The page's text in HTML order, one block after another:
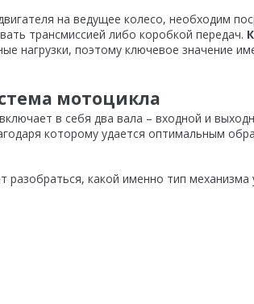
на ведущее колесо, необходим
трансмиссией либо коробкой передач.
нагрузки, поэтому ключевое значение
мотоцикла
включает в себя два вала – входной и
которому удается оптимальным
разобраться, какой именно тип механизма